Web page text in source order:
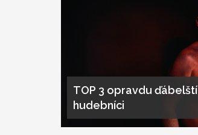
TOP 3 opravdu ďábelští
hudebníci